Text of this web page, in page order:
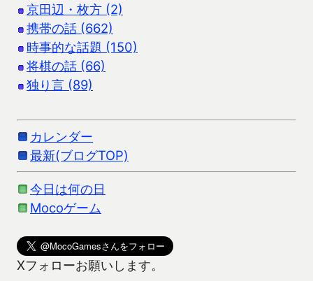
京田辺・枚方 (2)
携帯の話 (662)
時事的な話題 (150)
将棋の話 (66)
独り言 (89)
カレンダー
最新(ブログTOP)
今日は何の日
Mocoゲーム
Xフォローお願いします。